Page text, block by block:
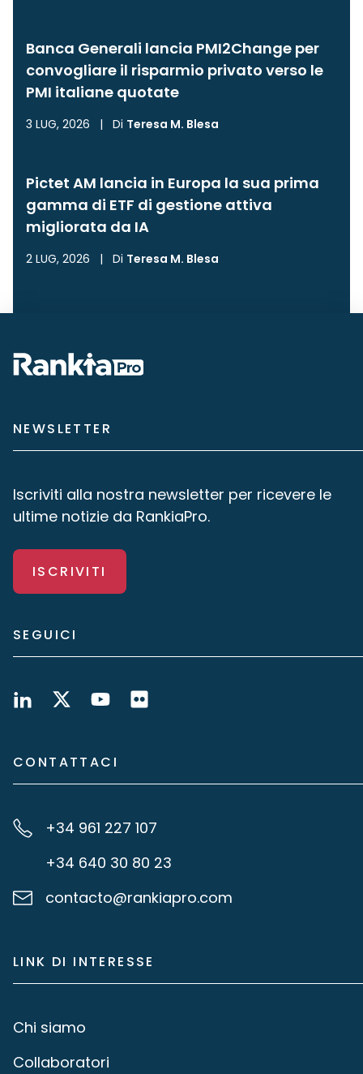
Banca Generali lancia PMI2Change per
convogliare il risparmio privato verso le
PMI italiane quotate
3 LUG, 2026 | Di Teresa M. Blesa
Pictet AM lancia in Europa la sua prima
gamma di ETF di gestione attiva
migliorata da IA
2 LUG, 2026 | Di Teresa M. Blesa
NEWSLETTER
Iscriviti alla nostra newsletter per ricevere le
ultime notizie da RankiaPro.
ISCRIVITI
SEGUICI
CONTATTACI
+34 961 227 107
+34 640 30 80 23
contacto@rankiapro.com
LINK DI INTERESSE
Chi siamo
Collaboratori